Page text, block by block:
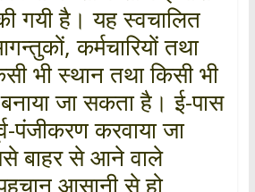
गयी है। यह स्वचालित
कर्मचारियों तथा
भी स्थान तथा किसी भी
जा सकता है। ई-पास
पंजीकरण करवाया जा
बाहर से आने वाले
आसानी से हो